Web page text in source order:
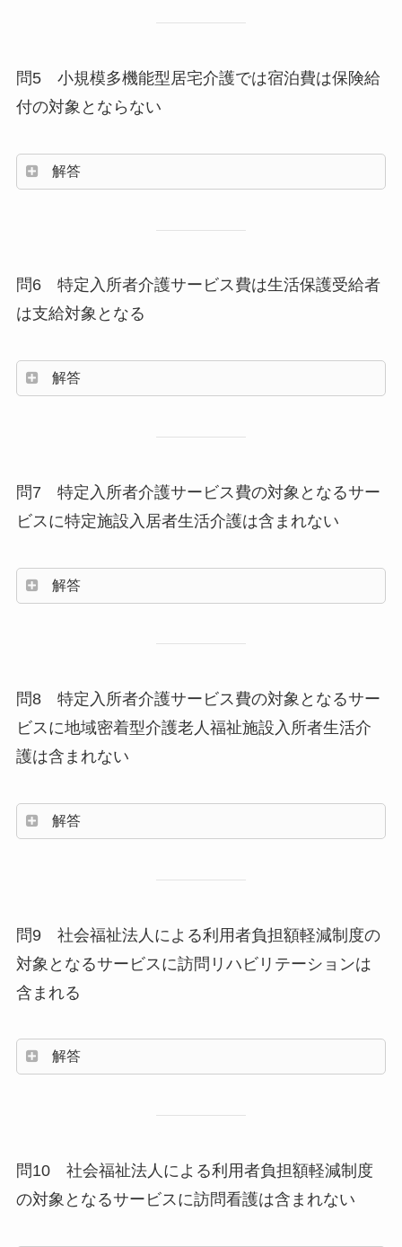
問5 小規模多機能型居宅介護では宿泊費は保険給
付の対象とならない
解答
問6 特定入所者介護サービス費は生活保護受給者
は支給対象となる
解答
問7 特定入所者介護サービス費の対象となるサー
ビスに特定施設入居者生活介護は含まれない
解答
問8 特定入所者介護サービス費の対象となるサー
ビスに地域密着型介護老人福祉施設入所者生活介
護は含まれない
解答
問9 社会福祉法人による利用者負担額軽減制度の
対象となるサービスに訪問リハビリテーションは
含まれる
解答
問10 社会福祉法人による利用者負担額軽減制度
の対象となるサービスに訪問看護は含まれない